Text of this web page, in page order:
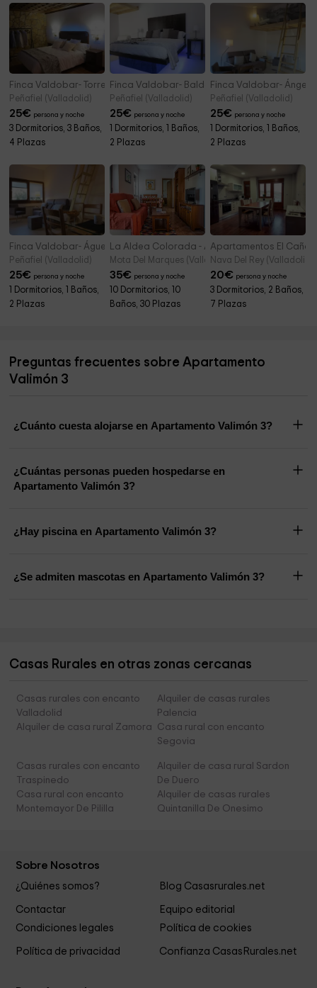
Finca Valdobar- Torreón
Peñafiel (Valladolid)
25€ persona y noche
3 Dormitorios, 3 Baños,
4 Plazas
Finca Valdobar- Baldomero
Peñafiel (Valladolid)
25€ persona y noche
1 Dormitorios, 1 Baños,
2 Plazas
Finca Valdobar- Ángel
Peñafiel (Valladolid)
25€ persona y noche
1 Dormitorios, 1 Baños,
2 Plazas
Finca Valdobar- Águeda
Peñafiel (Valladolid)
25€ persona y noche
1 Dormitorios, 1 Baños,
2 Plazas
La Aldea Colorada - Apartamentos
Mota Del Marques (Valladolid)
35€ persona y noche
10 Dormitorios, 10
Baños, 30 Plazas
Apartamentos El Caño
Nava Del Rey (Valladolid)
20€ persona y noche
3 Dormitorios, 2 Baños,
7 Plazas
Preguntas frecuentes sobre Apartamento
Valimón 3
¿Cuánto cuesta alojarse en Apartamento Valimón 3?
¿Cuántas personas pueden hospedarse en
Apartamento Valimón 3?
¿Hay piscina en Apartamento Valimón 3?
¿Se admiten mascotas en Apartamento Valimón 3?
Casas Rurales en otras zonas cercanas
Casas rurales con encanto
Valladolid
Alquiler de casas rurales
Palencia
Alquiler de casa rural Zamora
Casa rural con encanto
Segovia
Casas rurales con encanto
Traspinedo
Alquiler de casa rural Sardon
De Duero
Casa rural con encanto
Montemayor De Pililla
Alquiler de casas rurales
Quintanilla De Onesimo
Sobre Nosotros
¿Quiénes somos? Blog Casasrurales.net
Contactar
Equipo editorial
Condiciones legales
Política de cookies
Política de privacidad Confianza CasasRurales.net